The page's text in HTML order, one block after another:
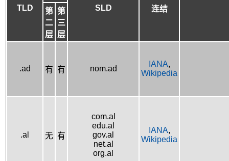
TLD
SLD
连结
第
二
层
第
三
层
.ad 有 有 nom.ad
IANA,
Wikipedia
.al 无 有
com.al
edu.al
gov.al
net.al
org.al
IANA,
Wikipedia